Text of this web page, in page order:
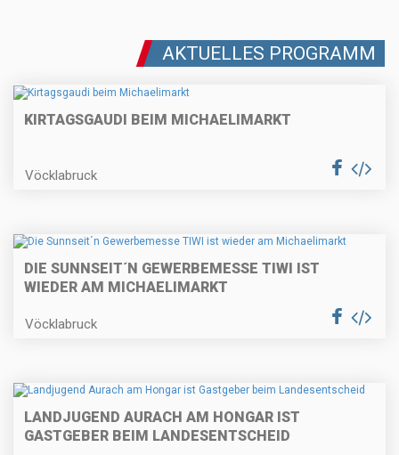
AKTUELLES PROGRAMM
KIRTAGSGAUDI BEIM MICHAELIMARKT
Vöcklabruck
DIE SUNNSEIT´N GEWERBEMESSE TIWI IST
WIEDER AM MICHAELIMARKT
Vöcklabruck
LANDJUGEND AURACH AM HONGAR IST
GASTGEBER BEIM LANDESENTSCHEID